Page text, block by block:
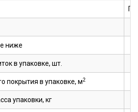
ниже
в упаковке, шт.
покрытия в упаковке, м2
упаковки, кг